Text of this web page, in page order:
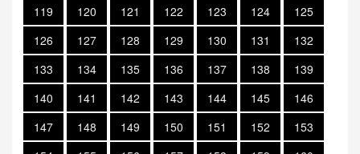
119
120 121 122 123 124
125
126
127 128 129 130 131
132
133
134 135 136 137 138
139
140
141 142 143 144 145
146
147
148 149 150 151 152
153